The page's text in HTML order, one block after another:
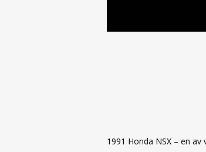
1991 Honda NSX – en